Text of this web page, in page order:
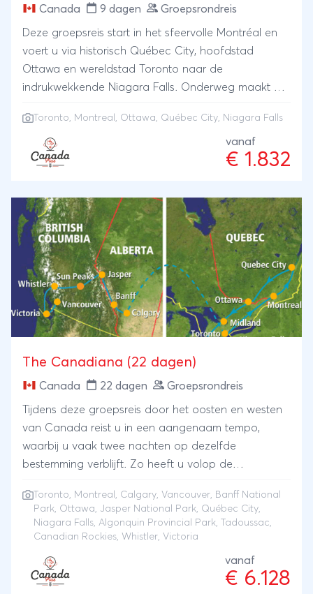
Canada 9 dagen Groepsrondreis
Deze groepsreis start in het sfeervolle Montréal en
voert u via historisch Québec City, hoofdstad
Ottawa en wereldstad Toronto naar de
indrukwekkende Niagara Falls. Onderweg maakt u
Engelse invloeden, indrukwekkende watervallen en
culturele hoogtepunten. Of u nu kiest voor een
baguette of een hamburger, zowel de Frans
Canada hebben een geheel eigen karakter en zijn
absoluut een bezoek waard. Een afwisselende reis
vol cultuur, geschiedenis en bijzondere ervaringen.
Toronto, Montreal , Ottawa, Québec City, Niagara Falls
vanaf
€ 1.832
The Canadiana (22 dagen)
Canada 22 dagen Groepsrondreis
Tijdens deze groepsreis door het oosten en westen
van Canada reist u in een aangenaam tempo,
waarbij u vaak twee nachten op dezelfde
bestemming verblijft. Zo heeft u volop de
ervaren. U bezoekt de bruisende steden Toronto,
Montréal, Québec City en Ottawa, bewondert de
indrukwekkende Niagara Falls en ontdekt de natuur
van Algonquin Provincial Park. Een bijzonder
hoogtepunt is de optionele walvistocht bij
Toronto, Montreal , Calgary, Vancouver, Banff National
Park, Ottawa, Jasper National Park, Québec City,
Niagara Falls, Algonquin Provincial Park, Tadoussac,
Canadian Rockies, Whistler, Victoria
vanaf
€ 6.128